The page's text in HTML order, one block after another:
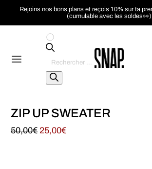
Rejoins nos bons plans et reçois 10% sur ta
(cumulable avec les soldes👀)
de
produits
ZIP UP SWEATER
50,00€ 25,00€